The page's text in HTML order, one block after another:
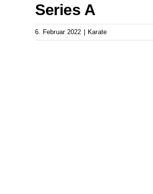
Series A
6. Februar 2022 Karate